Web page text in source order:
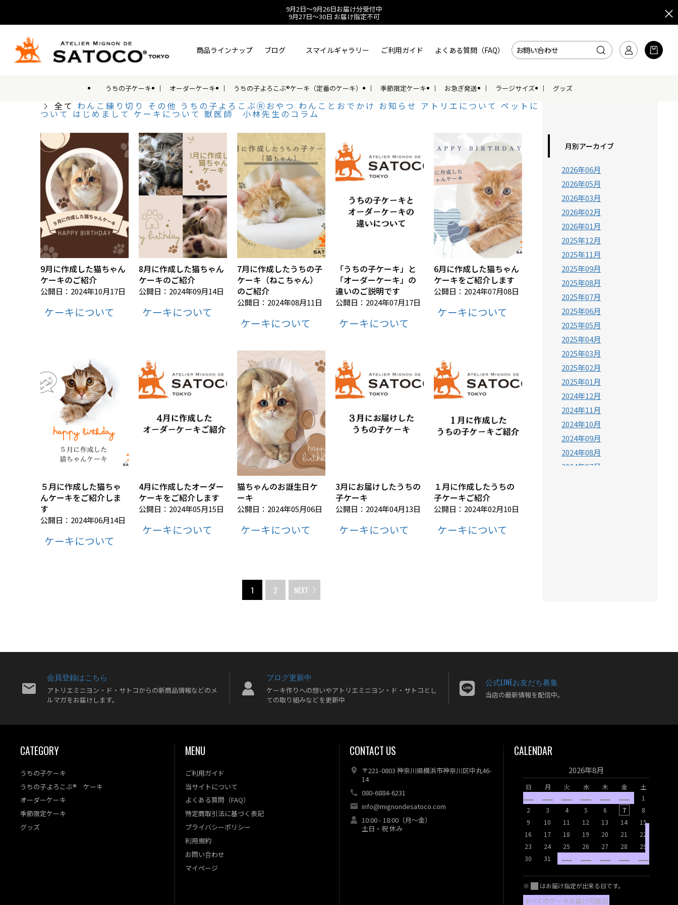
9月2日～9月26日お届け分受付中
9月27日～30日 お届け指定不可
商品ラインナップ ブログ スマイルギャラリー ご利用ガイド よくある質問（FAQ） お問い合わせ
うちの子ケーキ オーダーケーキ うちの子よろこぶ®ケーキ（定番のケーキ） 季節限定ケーキ お急ぎ発送 ラージサイズ グッズ
全て わんこ練り切り その他 うちの子よろこぶⓇおやつ わんことおでかけ お知らせ アトリエについて ペットに
ついて はじめましてケーキについて獣医師 小林先生のコラム
9月に作成した猫ちゃん
ケーキのご紹介
公開日：2024年10月17日
ケーキについて
8月に作成した猫ちゃん
ケーキのご紹介
公開日：2024年09月14日
ケーキについて
7月に作成したうちの子
ケーキ（ねこちゃん）
のご紹介
公開日：2024年08月11日
ケーキについて
「うちの子ケーキ」と
「オーダーケーキ」の
違いのご説明です
公開日：2024年07月17日
ケーキについて
6月に作成した猫ちゃん
ケーキをご紹介します
公開日：2024年07月08日
ケーキについて
５月に作成した猫ちゃ
んケーキをご紹介しま
す
公開日：2024年06月14日
ケーキについて
4月に作成したオーダー
ケーキをご紹介します
公開日：2024年05月15日
ケーキについて
猫ちゃんのお誕生日ケ
ーキ
公開日：2024年05月06日
ケーキについて
3月にお届けしたうちの
子ケーキ
公開日：2024年04月13日
ケーキについて
１月に作成したうちの
子ケーキご紹介
公開日：2024年02月10日
ケーキについて
1 2 NEXT
月別アーカイブ
2026年06月
2026年05月
2026年03月
2026年02月
2026年01月
2025年12月
2025年11月
2025年09月
2025年08月
2025年07月
2025年06月
2025年05月
2025年04月
2025年03月
2025年02月
2025年01月
2024年12月
2024年11月
2024年10月
2024年09月
2024年08月
2024年07月
2023年06月
2022年08月
2022年07月
2022年06月
2022年05月
2022年04月
会員登録はこちら
アトリエミニヨン・ド・サトコからの新商品情報などのメ
ルマガをお届けします。
ブログ更新中
ケーキ作りへの想いやアトリエミニヨン・ド・サトコとし
ての取り組みなどを更新中
公式LINEお友だち募集
当店の最新情報を配信中。
CATEGORY
うちの子ケーキ
うちの子よろこぶ® ケーキ
オーダーケーキ
季節限定ケーキ
グッズ
MENU
ご利用ガイド
当サイトについて
よくある質問（FAQ）
特定商取引法に基づく表記
プライバシーポリシー
利用規約
お問い合わせ
マイページ
CONTACT US
〒221-0803 神奈川県横浜市神奈川区中丸46-
14
080-6884-6231
info@mignondesatoco.com
10:00 - 18:00（月～金）
土日・祝 休み
CALENDAR
2026年8月
日 月 火 水 木 金
土
1
2
3 4 5 6 7
8
9
10 11 12 13 14
15
16
17 18 19 20 21
22
23
24 25 26 27 28
29
30
31
※ はお届け指定が出来る日です。
すべてのケーキお届け可能日